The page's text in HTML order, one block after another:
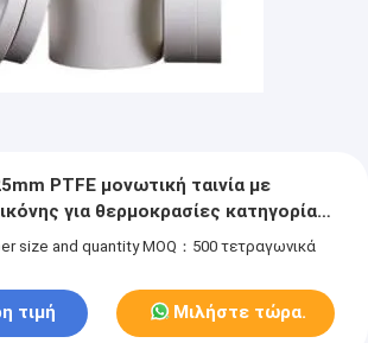
PTFE μονωτική ταινία με
για θερμοκρασίες κατηγορίας
size and quantity MOQ：500 τετραγωνικά
τιμή Μιλήστε τώρα.